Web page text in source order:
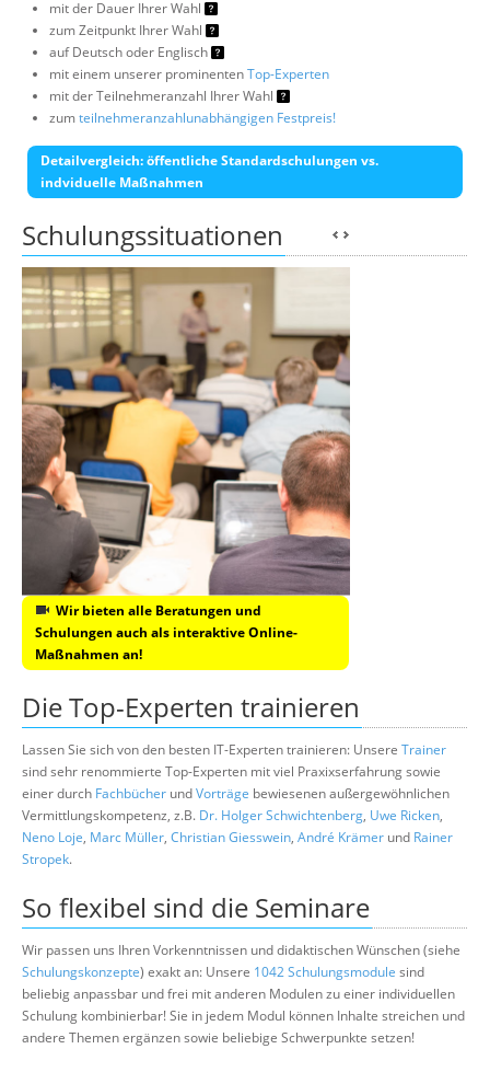
mit der Dauer Ihrer Wahl
zum Zeitpunkt Ihrer Wahl
auf Deutsch oder Englisch
mit einem unserer prominentenTop-Experten
mit der Teilnehmeranzahl Ihrer Wahl
zumteilnehmeranzahlunabhängigen Festpreis!
Detailvergleich: öffentliche Standardschulungen vs.
indviduelle Maßnahmen
Schulungssituationen
Wir bieten alle Beratungen und
Schulungen auch als interaktive Online-
Maßnahmen an!
Die Top-Experten trainieren
Lassen Sie sich von den besten IT-Experten trainieren: Unsere Trainer
sind sehr renommierte Top-Experten mit viel Praxixserfahrung sowie
einer durch Fachbücher undVorträge bewiesenen außergewöhnlichen
Vermittlungskompetenz, z.B. Dr. Holger Schwichtenberg, Uwe Ricken,
Neno Loje, Marc Müller, Christian Giesswein, André Krämer und Rainer
Stropek.
So flexibel sind die Seminare
Wir passen uns Ihren Vorkenntnissen und didaktischen Wünschen (siehe
Schulungskonzepte) exakt an: Unsere 1042 Schulungsmodule sind
beliebig anpassbar und frei mit anderen Modulen zu einer individuellen
Schulung kombinierbar! Sie in jedem Modul können Inhalte streichen und
andere Themen ergänzen sowie beliebige Schwerpunkte setzen!